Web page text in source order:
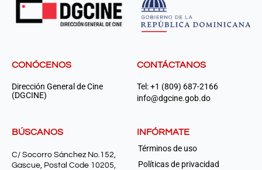
CONÓCENOS
Dirección General de Cine
(DGCINE)
CONTÁCTANOS
Tel: +1 (809) 687-2166
info@dgcine.gob.do
BÚSCANOS
C/ Socorro Sánchez No.152,
Gascue, Postal Code 10205,
INFÓRMATE
Términos de uso
Políticas de privacidad